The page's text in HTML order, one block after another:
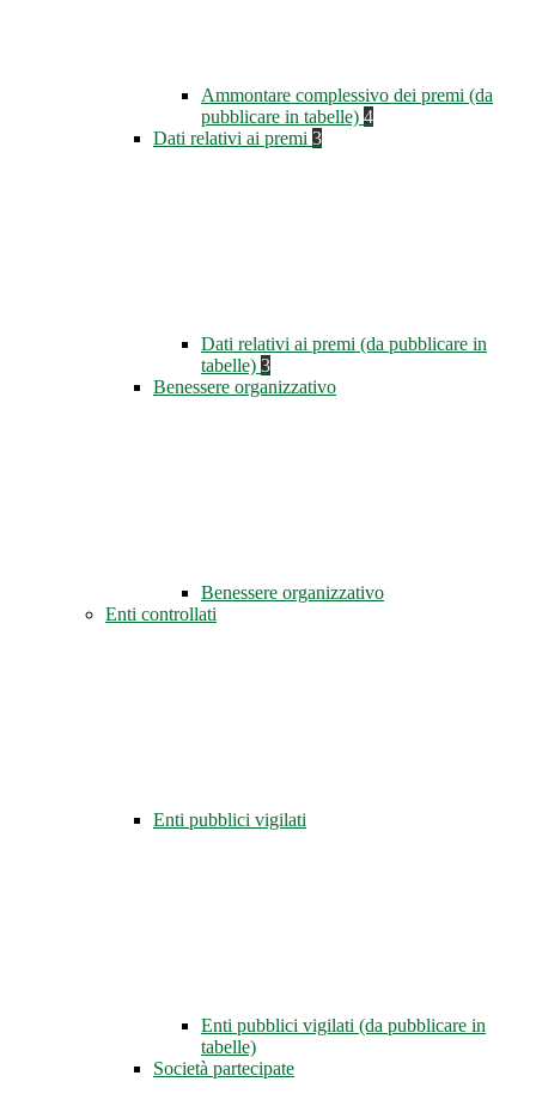
Ammontare complessivo dei premi (da
pubblicare in tabelle) 4
Dati relativi ai premi 3
Dati relativi ai premi (da pubblicare in
tabelle) 3
Benessere organizzativo
Benessere organizzativo
Enti controllati
Enti pubblici vigilati
Enti pubblici vigilati (da pubblicare in
tabelle)
Società partecipate